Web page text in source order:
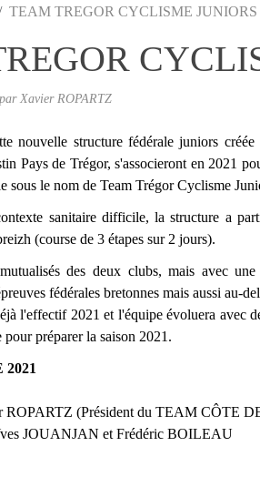
TEAM TREGOR CYCLISME JUNIORS
par Xavier ROPARTZ
nouvelle structure fédérale juniors
Pays de Trégor, s'associeront en 2021
sous le nom de Team Trégor Cyclisme
sanitaire difficile, la structure a
(course de 3 étapes sur 2 jours).
des deux clubs, mais avec
fédérales bretonnes mais aussi au-
l'effectif 2021 et l'équipe évoluera avec
pour préparer la saison 2021.
ROPARTZ (Président du TEAM CÔTE
JOUANJAN et Frédéric BOILEAU